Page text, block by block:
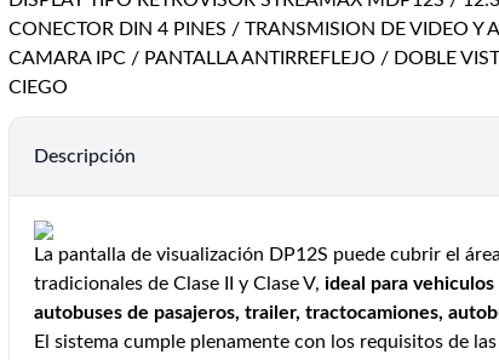
CONECTOR DIN 4 PINES / TRANSMISION DE VIDEO Y
CAMARA IPC / PANTALLA ANTIRREFLEJO / DOBLE
CIEGO
Descripción
La pantalla de visualización DP12S puede cubrir el
tradicionales de Clase II y Clase V, ideal para
autobuses de pasajeros, trailer, tractocamiones,
El sistema cumple plenamente con los requisitos de